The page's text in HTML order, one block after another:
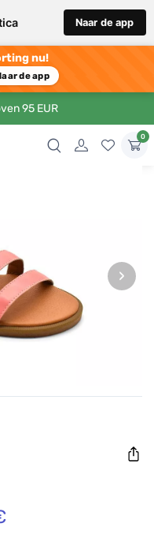
Naar de app
nu!
de app
95 EUR
0
›